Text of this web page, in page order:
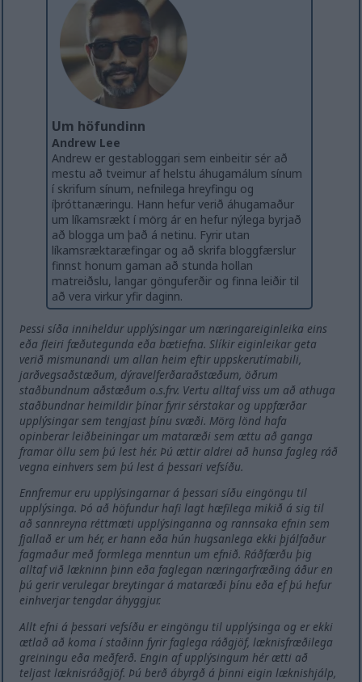
Um höfundinn
Andrew Lee
Andrew er gestabloggari sem einbeitir sér að
mestu að tveimur af helstu áhugamálum sínum
í skrifum sínum, nefnilega hreyfingu og
íþróttanæringu. Hann hefur verið áhugamaður
um líkamsrækt í mörg ár en hefur nýlega byrjað
að blogga um það á netinu. Fyrir utan
líkamsræktaræfingar og að skrifa bloggfærslur
finnst honum gaman að stunda hollan
matreiðslu, langar gönguferðir og finna leiðir til
að vera virkur yfir daginn.
Þessi síða inniheldur upplýsingar um næringareiginleika eins
eða fleiri fæðutegunda eða bætiefna. Slíkir eiginleikar geta
verið mismunandi um allan heim eftir uppskerutímabili,
jarðvegsaðstæðum, dýravelferðaraðstæðum, öðrum
staðbundnum aðstæðum o.s.frv. Vertu alltaf viss um að athuga
staðbundnar heimildir þínar fyrir sérstakar og uppfærðar
upplýsingar sem tengjast þínu svæði. Mörg lönd hafa
opinberar leiðbeiningar um mataræði sem ættu að ganga
framar öllu sem þú lest hér. Þú ættir aldrei að hunsa fagleg ráð
vegna einhvers sem þú lest á þessari vefsíðu.
Ennfremur eru upplýsingarnar á þessari síðu eingöngu til
upplýsinga. Þó að höfundur hafi lagt hæfilega mikið á sig til
að sannreyna réttmæti upplýsinganna og rannsaka efnin sem
fjallað er um hér, er hann eða hún hugsanlega ekki þjálfaður
fagmaður með formlega menntun um efnið. Ráðfærðu þig
alltaf við lækninn þinn eða faglegan næringarfræðing áður en
þú gerir verulegar breytingar á mataræði þínu eða ef þú hefur
einhverjar tengdar áhyggjur.
Allt efni á þessari vefsíðu er eingöngu til upplýsinga og er ekki
ætlað að koma í staðinn fyrir faglega ráðgjöf, læknisfræðilega
greiningu eða meðferð. Engin af upplýsingum hér ætti að
teljast læknisráðgjöf. Þú berð ábyrgð á þinni eigin læknishjálp,